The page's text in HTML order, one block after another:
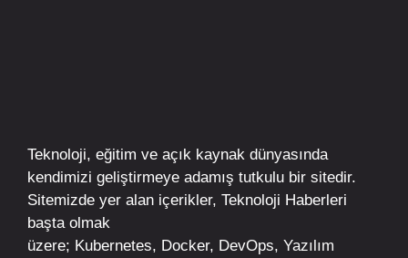
Teknoloji, eğitim ve açık kaynak dünyasında
kendimizi geliştirmeye adamış tutkulu bir sitedir.
Sitemizde yer alan içerikler, Teknoloji Haberleri
başta olmak
üzere; Kubernetes, Docker, DevOps, Yazılım